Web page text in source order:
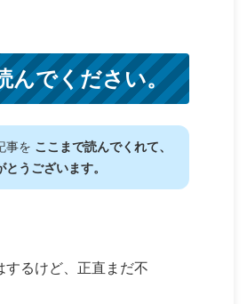
んでください。
事を ここまで読んでくれて、
とうございます。
するけど、正直まだ不